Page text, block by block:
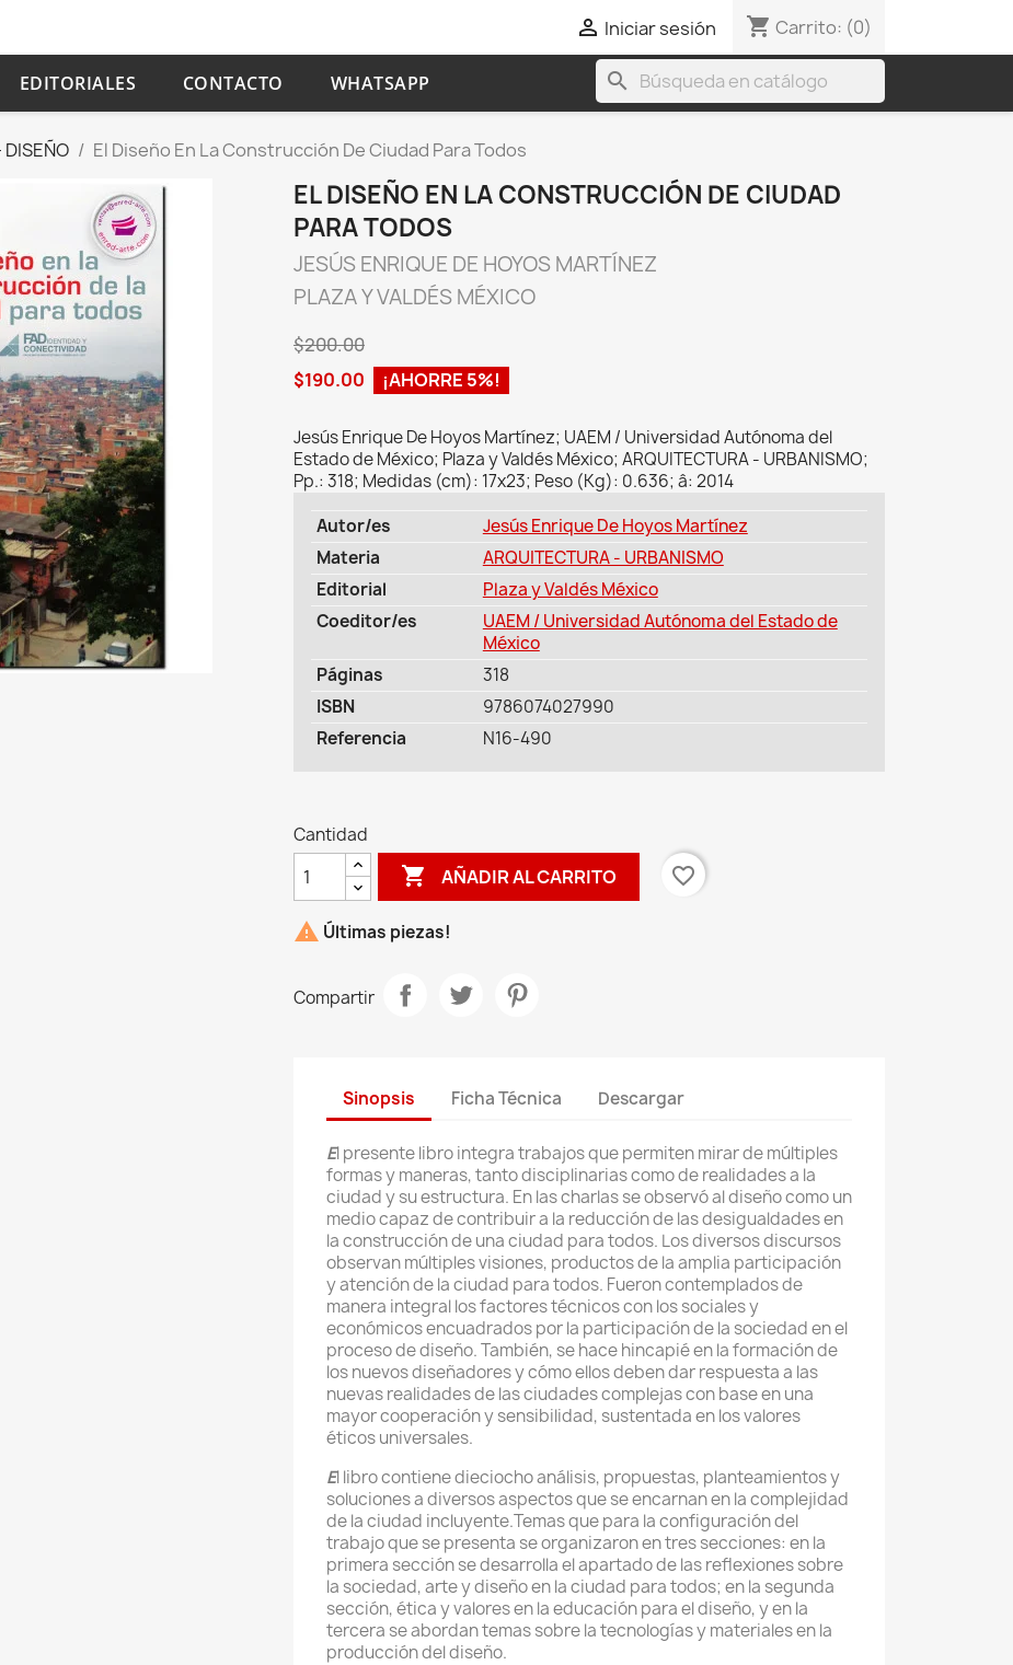
 Iniciar sesión shopping_cart Carrito: (0)
EDITORIALES CONTACTO WHATSAPP search
El Diseño En La Construcción De Ciudad Para Todos
EL DISEÑO EN LA CONSTRUCCIÓN DE CIUDAD
PARA TODOS
JESÚS ENRIQUE DE HOYOS MARTÍNEZ
PLAZA Y VALDÉS MÉXICO
$200.00
$190.00
¡AHORRE 5%!
Jesús Enrique De Hoyos Martínez; UAEM / Universidad Autónoma del
Estado de México; Plaza y Valdés México; ARQUITECTURA - URBANISMO;
Pp.: 318; Medidas (cm): 17x23; Peso (Kg): 0.636; â: 2014
Autor/es
Jesús Enrique De Hoyos Martínez
Materia
ARQUITECTURA - URBANISMO
Editorial
Plaza y Valdés México
Coeditor/es
UAEM / Universidad Autónoma del Estado de
México
Páginas
318
ISBN
9786074027990
Referencia
N16-490
Cantidad
 AÑADIR AL CARRITO favorite_border
 Últimas piezas!
Compartir
Sinopsis Ficha Técnica Descargar
El presente libro integra trabajos que permiten mirar de múltiples
formas y maneras, tanto disciplinarias como de realidades a la
ciudad y su estructura. En las charlas se observó al diseño como un
medio capaz de contribuir a la reducción de las desigualdades en
la construcción de una ciudad para todos. Los diversos discursos
observan múltiples visiones, productos de la amplia participación
y atención de la ciudad para todos. Fueron contemplados de
manera integral los factores técnicos con los sociales y
económicos encuadrados por la participación de la sociedad en el
proceso de diseño. También, se hace hincapié en la formación de
los nuevos diseñadores y cómo ellos deben dar respuesta a las
nuevas realidades de las ciudades complejas con base en una
mayor cooperación y sensibilidad, sustentada en los valores
éticos universales.
El libro contiene dieciocho análisis, propuestas, planteamientos y
soluciones a diversos aspectos que se encarnan en la complejidad
de la ciudad incluyente.Temas que para la configuración del
trabajo que se presenta se organizaron en tres secciones: en la
primera sección se desarrolla el apartado de las reflexiones sobre
la sociedad, arte y diseño en la ciudad para todos; en la segunda
sección, ética y valores en la educación para el diseño, y en la
tercera se abordan temas sobre la tecnologías y materiales en la
producción del diseño.